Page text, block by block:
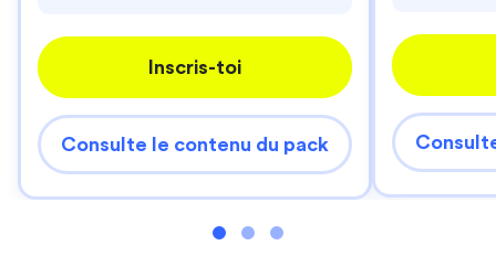
Inscris-toi
Consulte le contenu du pack